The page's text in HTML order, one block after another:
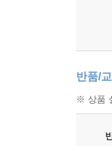
반품/
※ 상품